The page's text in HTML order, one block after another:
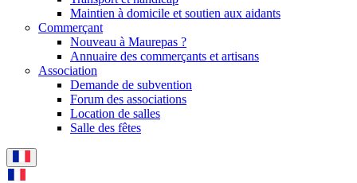
Maintien à domicile et soutien aux aidants
Commerçant
Nouveau à Maurepas ?
Annuaire des commerçants et artisans
Association
Demande de subvention
Forum des associations
Location de salles
Salle des fêtes